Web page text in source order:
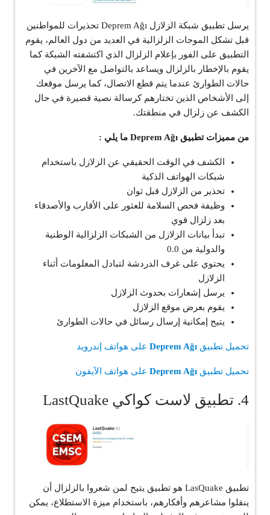
يرسل تطبيق شبكة الزلازل Deprem Ağı تحذيرات للمواطنين
قبل تشكل الموجات الزلزالية في العديد من دول العالم، يقوم
التطبيق على الفور بإعلام الزلزال الذي اكتشفته الشبكة كما
يقوم بالإخطار بالزلزال ويساعد بالتواصل مع الآخرين في
حالات الطوارئ عندما يتم قطع الاتصال، كما يرسل موقعك
إلى الأشخاص الذين تختارهم كرسالة نصية قصيرة في حال
الكشف عن زلزال في منطقتك.
من مميزات تطبيق Deprem Ağı ما يلي :
الكشف في الوقت الحقيقي عن الزلازل باستخدام
شبكات الهواتف الذكية
تحذير من الزلازل قبل ثوان
وظيفة فحص السلامة للعثور على الأقارب والأصدقاء
بعد زلزال قوي
تبدأ بيانات الزلازل من الشبكات الزلزالية الوطنية
والدولية من 0.0
يحتوي على غرف الدردشة لتبادل المعلومات أثناء
الزلازل
يرسل إشعارات بحدوث الزلازل
يقوم بعرض موقع الزلازل
يتيح إمكانية إرسال رسائل في حالات الطوارئ
تحميل تطبيق Deprem Ağı على هواتف إندرويد
تحميل تطبيق Deprem Ağı على هواتف الآيفون
4. تطبيق لاست كواكي LastQuake
تطبيق LasQuake هو تطبيق يتيح لمن شعروا بالزلزال أن
ينقلوا مشاعرهم وأفكارهم، باستخدام ميزة الاستطلاع، يمكن